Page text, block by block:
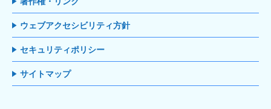
ウェブアクセシビリティ方針
セキュリティポリシー
サイトマップ